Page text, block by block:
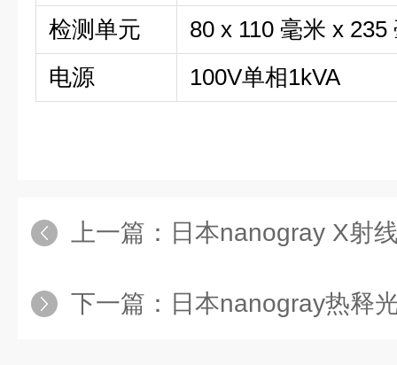
检测单元
80 x 110 毫米 x
电源
100V单相1kVA
上一篇： 日本nanogray X射
下一篇： 日本nanogray热释